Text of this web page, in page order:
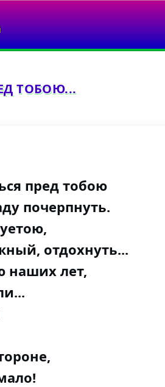
ТОБОЮ...
пред тобою
почерпнуть.
отдохнуть...
наших лет,